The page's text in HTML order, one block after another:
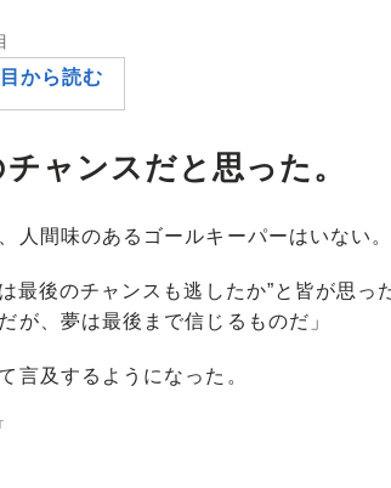
から読む
ャンスだと思った。
間味のあるゴールキーパーはいない。
最後のチャンスも逃したか”と皆が思っ
が、夢は最後まで信じるものだ」
及するようになった。